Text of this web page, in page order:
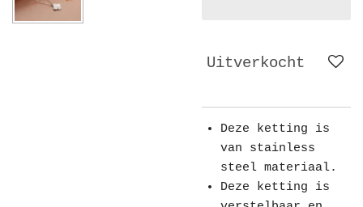
Uitverkocht
Deze ketting is
van stainless
steel materiaal.
Deze ketting is